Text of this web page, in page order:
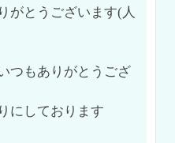
がとうございます(人
つもありがとうござ
にしております